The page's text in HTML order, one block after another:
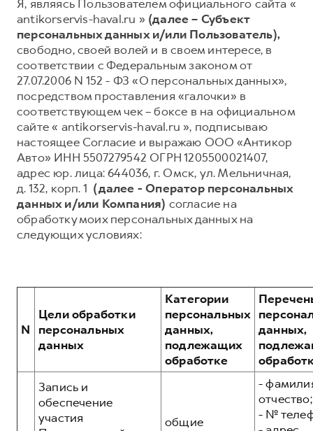
от 3 199 000 ₽ от 3 499 000 ₽
от 2 899 000 ₽
F7X
от 3 599 000 ₽
от 3 449 000 ₽
Тест-драйв
Трейд-ин
КРЕДИТ И СТРАХОВАНИЕ
Кредитный калькулятор
Страхование
Кредит
КОРПОРАТИВНЫМ КЛИЕНТАМ
Для малого бизнеса
Система управления автопарком
Сервис для корпоративных клиентов
HAVAL Лизинг
Автомобильные аксессуары
СЕРВИСНОЕ ОБСЛУЖИВАНИЕ
Нулевое ТО
Программа «Помощь на дороге»
Регламенты технического обслуживания
Электронный ПТС
ПОДДЕРЖКА
GWM Безопасность
Гарантия HAVAL
Мобильное приложение GWM
АКСЕССУАРЫ HAVAL
Автомобильные аксессуары
Коллекция CITY
Коллекция Базовая
О дилере
Наша команда
Контакты
Я, являясь Пользователем официального сайта «
antikorservis-haval.ru » (далее – Субъект
персональных данных и/или Пользователь),
свободно, своей волей и в своем интересе, в
соответствии с Федеральным законом от
27.07.2006 N 152 - ФЗ «О персональных данных»,
посредством проставления «галочки» в
соответствующем чек – боксе в на официальном
сайте « antikorservis-haval.ru », подписываю
настоящее Согласие и выражаю ООО «Антикор
Авто» ИНН 5507279542 ОГРН 1205500021407,
адрес юр. лица: 644036, г. Омск, ул. Мельничная,
д. 132, корп. 1 (далее - Оператор персональных
данных и/или Компания) согласие на
обработку моих персональных данных на
следующих условиях:
N
Цели обработки
персональных
данных
Категории
персональных
данных,
подлежащих
обработке
данных,
Запись и
обеспечение
участия
общие
-
отчество;
- №